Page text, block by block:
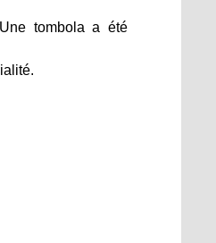
tombola a été